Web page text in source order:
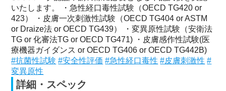
いたします。 ・急性経口毒性試験（OECD TG420 or
423） ・皮膚一次刺激性試験（OECD TG404 or ASTM
or Draize法 or OECD TG439） ・変異原性試験（安衛法
TG or 化審法TG or OECD TG471) ・皮膚感作性試験(医
療機器ガイダンス or OECD TG406 or OECD TG442B)
#抗菌性試験 #安全性評価 #急性経口毒性 #皮膚刺激性 #
変異原性
詳細・スペック